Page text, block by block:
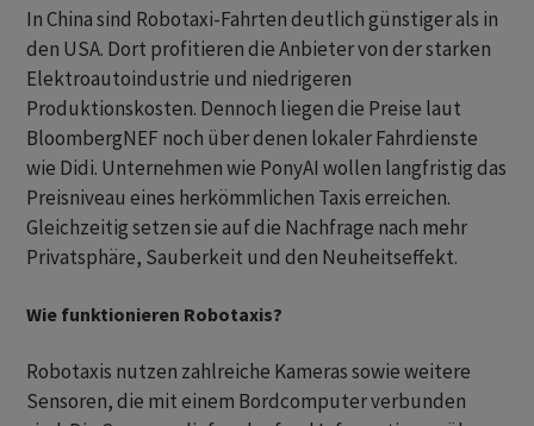
In China sind Robotaxi-Fahrten deutlich günstiger als in
den USA. Dort profitieren die Anbieter von der starken
Elektroautoindustrie und niedrigeren
Produktionskosten. Dennoch liegen die Preise laut
BloombergNEF noch über denen lokaler Fahrdienste
wie Didi. Unternehmen wie PonyAI wollen langfristig das
Preisniveau eines herkömmlichen Taxis erreichen.
Gleichzeitig setzen sie auf die Nachfrage nach mehr
Privatsphäre, Sauberkeit und den Neuheitseffekt.
Wie funktionieren Robotaxis?
Robotaxis nutzen zahlreiche Kameras sowie weitere
Sensoren, die mit einem Bordcomputer verbunden